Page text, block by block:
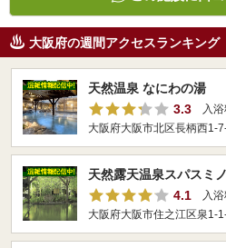
大阪府の週間アクセスランキング
天然温泉 なにわの湯
3.3
入浴
大阪府大阪市北区長柄西1-
天然露天温泉スパスミ
4.1
入浴
大阪府大阪市住之江区泉1-